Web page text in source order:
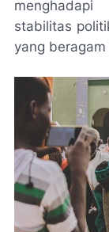
stabilitas
yang beragam